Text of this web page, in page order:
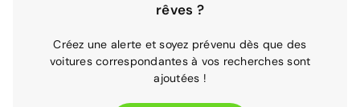
rêves ?
Créez une alerte et soyez prévenu dès que des
voitures correspondantes à vos recherches sont
ajoutées !